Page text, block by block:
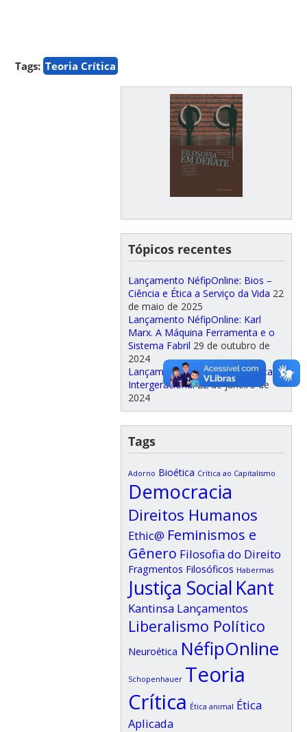
Tags: Teoria Crítica
Tópicos recentes
Lançamento NéfipOnline: Bios –
Ciência e Ética a Serviço da Vida 22
de maio de 2025
Lançamento NéfipOnline: Karl
Marx. A Máquina Ferramenta e o
Sistema Fabril 29 de outubro de
2024
Lançamento NéfipOnline: Justiça
Intergeracional 22 de janeiro de
2024
Tags
Adorno Bioética Crítica ao Capitalismo
Democracia
Direitos Humanos
Ethic@ Feminismos e
Gênero Filosofia do Direito
Fragmentos Filosóficos Habermas
Justiça Social Kant
Kantinsa Lançamentos
Liberalismo Político
Neuroética NéfipOnline
Schopenhauer Teoria
Crítica Ética animal Ética
Aplicada